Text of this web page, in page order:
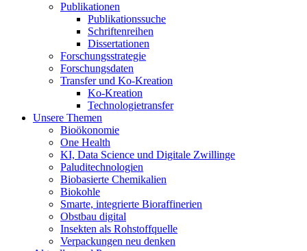
Publikationen
Publikationssuche
Schriftenreihen
Dissertationen
Forschungsstrategie
Forschungsdaten
Transfer und Ko-Kreation
Ko-Kreation
Technologietransfer
Unsere Themen
Bioökonomie
One Health
KI, Data Science und Digitale Zwillinge
Paluditechnologien
Biobasierte Chemikalien
Biokohle
Smarte, integrierte Bioraffinerien
Obstbau digital
Insekten als Rohstoffquelle
Verpackungen neu denken